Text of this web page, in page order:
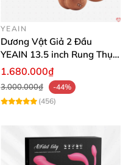
YEAIN
Dương Vật Giả 2 Đầu
YEAIN 13.5 inch Rung Thụt
Siêu Thú Vị Sướng
1.680.000₫
3.000.000₫
-44%
(456)